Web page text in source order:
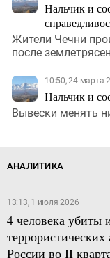
Нальчик и
Жители Чечни
после
10:50, 24 марта
Нальчик и
Вывески менять
АНАЛИТИКА
13:13, 1 июля 2026
4 человека
России во II